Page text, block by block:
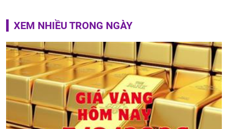
XEM NHIỀU TRONG NGÀY